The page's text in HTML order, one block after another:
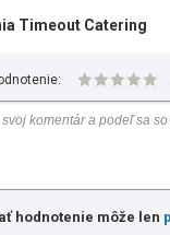
Timeout Catering
hodnotenie môže len